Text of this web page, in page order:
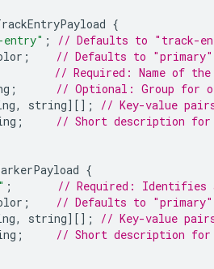
{
;
// Defaults to "track-
;
// Defaults to "primary"
// Required: Name of
;
// Optional: Group for
, string][];
// Key-value
;
// Short description
{
;
// Required: Identifies
;
// Defaults to "primary"
, string][];
// Key-value
;
// Short description